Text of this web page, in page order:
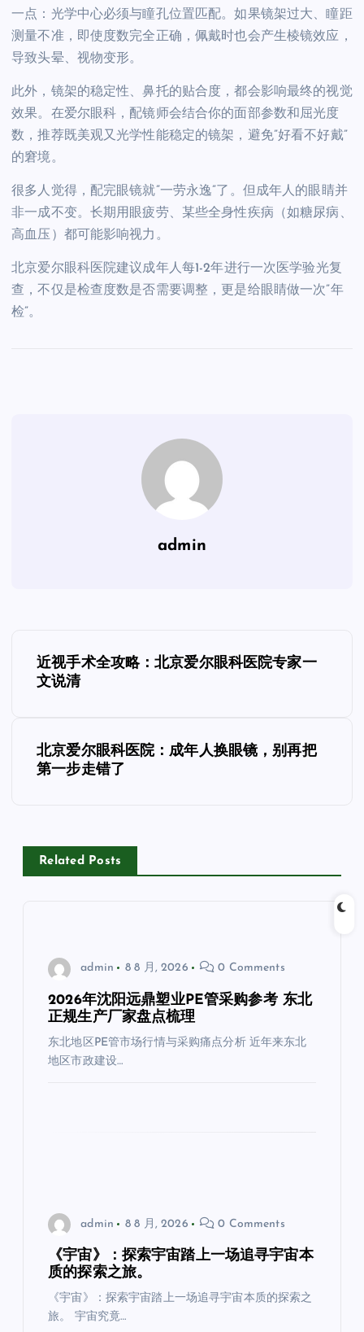
一点：光学中心必须与瞳孔位置匹配。如果镜架过大、瞳距
测量不准，即使度数完全正确，佩戴时也会产生棱镜效应，
导致头晕、视物变形。
此外，镜架的稳定性、鼻托的贴合度，都会影响最终的视觉
效果。在爱尔眼科，配镜师会结合你的面部参数和屈光度
数，推荐既美观又光学性能稳定的镜架，避免”好看不好戴”
的窘境。
很多人觉得，配完眼镜就”一劳永逸”了。但成年人的眼睛并
非一成不变。长期用眼疲劳、某些全身性疾病（如糖尿病、
高血压）都可能影响视力。
北京爱尔眼科医院建议成年人每1-2年进行一次医学验光复
查，不仅是检查度数是否需要调整，更是给眼睛做一次”年
检”。
admin
文
章
航
近视手术全攻略：北京爱尔眼科医院专家一
文说清
北京爱尔眼科医院：成年人换眼镜，别再把
第一步走错了
Related Posts
admin 8 8 月, 2026 0 Comments
2026年沈阳远鼎塑业PE管采购参考 东北
正规生产厂家盘点梳理
东北地区PE管市场行情与采购痛点分析 近年来东北
地区市政建设…
admin 8 8 月, 2026 0 Comments
《宇宙》：探索宇宙踏上一场追寻宇宙本
质的探索之旅。
《宇宙》：探索宇宙踏上一场追寻宇宙本质的探索之
旅。 宇宙究竟…